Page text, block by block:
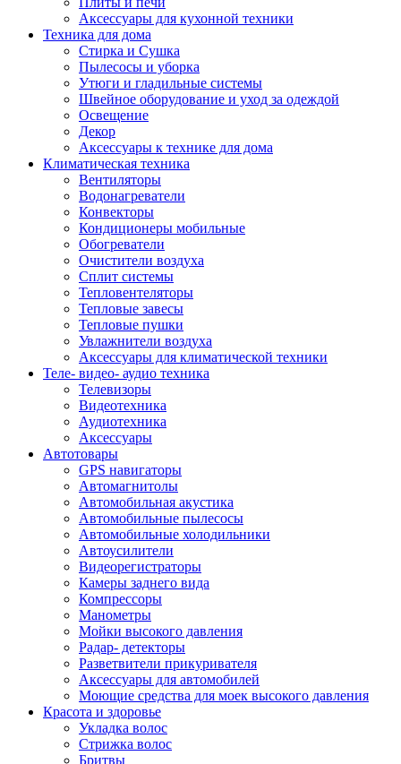
Аксессуары для кухонной техники
Техника для дома
Стирка и Сушка
Пылесосы и уборка
Утюги и гладильные системы
Швейное оборудование и уход за одеждой
Освещение
Декор
Аксессуары к технике для дома
Климатическая техника
Вентиляторы
Водонагреватели
Конвекторы
Кондиционеры мобильные
Обогреватели
Очистители воздуха
Сплит системы
Тепловентеляторы
Тепловые завесы
Тепловые пушки
Увлажнители воздуха
Аксессуары для климатической техники
Теле- видео- аудио техника
Телевизоры
Видеотехника
Аудиотехника
Аксессуары
Автотовары
GPS навигаторы
Автомагнитолы
Автомобильная акустика
Автомобильные пылесосы
Автомобильные холодильники
Автоусилители
Видеорегистраторы
Камеры заднего вида
Компрессоры
Манометры
Мойки высокого давления
Радар- детекторы
Разветвители прикуривателя
Аксессуары для автомобилей
Моющие средства для моек высокого давления
Красота и здоровье
Укладка волос
Стрижка волос
Бритвы